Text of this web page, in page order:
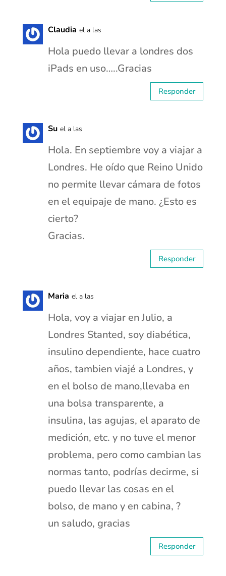
Claudia el a las
Hola puedo llevar a londres dos
iPads en uso…..Gracias
Responder
Su el a las
Hola. En septiembre voy a viajar a
Londres. He oído que Reino Unido
no permite llevar cámara de fotos
en el equipaje de mano. ¿Esto es
cierto?
Gracias.
Responder
Maria el a las
Hola, voy a viajar en Julio, a
Londres Stanted, soy diabética,
insulino dependiente, hace cuatro
años, tambien viajé a Londres, y
en el bolso de mano,llevaba en
una bolsa transparente, a
insulina, las agujas, el aparato de
medición, etc. y no tuve el menor
problema, pero como cambian las
normas tanto, podrías decirme, si
puedo llevar las cosas en el
bolso, de mano y en cabina, ?
un saludo, gracias
Responder